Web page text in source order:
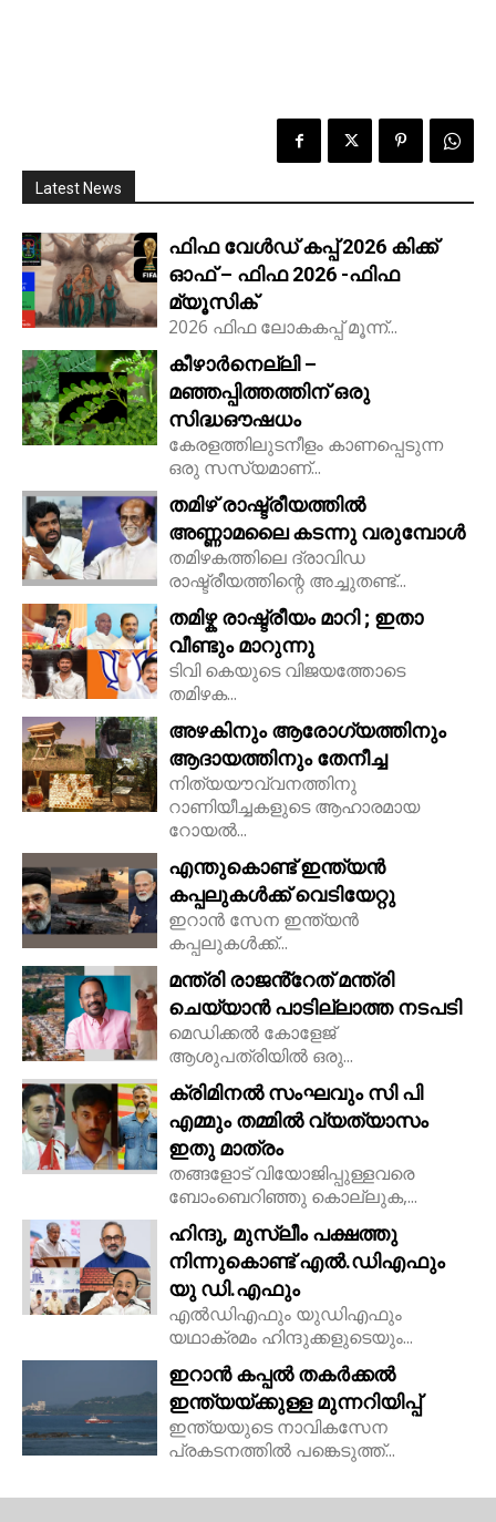
Latest News
ഫിഫ വേൾഡ് കപ്പ് 2026 കിക്ക്‌
ഓഫ് – ഫിഫ 2026 -ഫിഫ
മ്യൂസിക്
2026 ഫിഫ ലോകകപ്പ് മൂന്ന്...
കീഴാർനെല്ലി –
മഞ്ഞപ്പിത്തത്തിന് ഒരു
സിദ്ധഔഷധം
കേരളത്തിലുടനീളം കാണപ്പെടുന്ന
ഒരു സസ്യമാണ്...
തമിഴ് രാഷ്ട്രീയത്തിൽ
അണ്ണാമലൈ കടന്നു വരുമ്പോൾ
തമിഴകത്തിലെ ദ്രാവിഡ
രാഷ്ട്രീയത്തിന്റെ അച്ചുതണ്ട്...
തമിഴ്ക രാഷ്ട്രീയം മാറി ; ഇതാ
വീണ്ടും മാറുന്നു
ടിവി കെയുടെ വിജയത്തോടെ
തമിഴക...
അഴകിനും ആരോഗ്യത്തിനും
ആദായത്തിനും തേനീച്ച
നിത്യയൗവ്വനത്തിനു
റാണിയീച്ചകളുടെ ആഹാരമായ
റോയല്‍...
എന്തുകൊണ്ട് ഇന്ത്യൻ
കപ്പലുകൾക്ക് വെടിയേറ്റു
ഇറാൻ സേന ഇന്ത്യൻ
കപ്പലുകൾക്ക്...
മന്ത്രി രാജൻ്റേത് മന്ത്രി
ചെയ്യാൻ പാടില്ലാത്ത നടപടി
മെഡിക്കൽ കോളേജ്
ആശുപത്രിയിൽ ഒരു...
ക്രിമിനൽ സംഘവും സി പി
എമ്മും തമ്മിൽ വ്യത്യാസം
ഇതു മാത്രം
തങ്ങളോട് വിയോജിപ്പുള്ളവരെ
ബോംബെറിഞ്ഞു കൊല്ലുക,...
ഹിന്ദു, മുസ്ലീം പക്ഷത്തു
നിന്നുകൊണ്ട് എൽ.ഡിഎഫും
യു ഡി.എഫും
എൽഡിഎഫും യുഡിഎഫും
യഥാക്രമം ഹിന്ദുക്കളുടെയും...
ഇറാൻ കപ്പൽ തകർക്കൽ
ഇന്ത്യയ്ക്കുള്ള മുന്നറിയിപ്പ്
ഇന്ത്യയുടെ നാവികസേന
പ്രകടനത്തിൽ പങ്കെടുത്ത്...